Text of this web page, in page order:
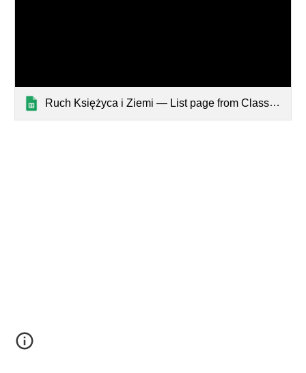
Ruch Księżyca i Ziemi — List page from Classic Sites